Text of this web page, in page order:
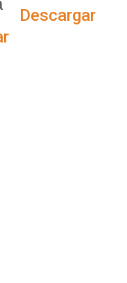
Descargar